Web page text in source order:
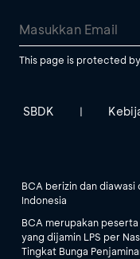
This page is protected
SBDK |
BCA berizin dan diawasi
Indonesia
BCA merupakan peserta
yang dijamin LPS per
Tingkat Bunga